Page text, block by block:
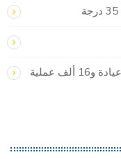
مستشفى سهلول: تأمين أكثر من 500 ألف عيادة و16 ألف عملية